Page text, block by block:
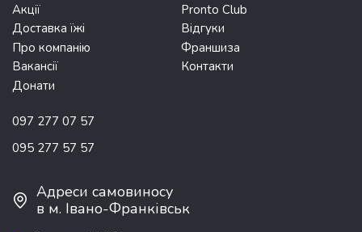
Акції
Pronto Club
Доставка їжі
Відгуки
Про компанію
Франшиза
Вакансії
Контакти
Донати
097 277 07 57
095 277 57 57
Адреси самовиносу
в м. Івано-Франківськ